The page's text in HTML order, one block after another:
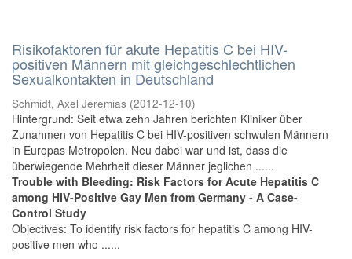
Risikofaktoren für akute Hepatitis C bei HIV-
positiven Männern mit gleichgeschlechtlichen
Sexualkontakten in Deutschland
Schmidt, Axel Jeremias (2012-12-10)
Hintergrund: Seit etwa zehn Jahren berichten Kliniker über
Zunahmen von Hepatitis C bei HIV-positiven schwulen Männern
in Europas Metropolen. Neu dabei war und ist, dass die
überwiegende Mehrheit dieser Männer jeglichen ......
Trouble with Bleeding: Risk Factors for Acute Hepatitis C
among HIV-Positive Gay Men from Germany - A Case-
Control Study
Objectives: To identify risk factors for hepatitis C among HIV-
positive men who ......